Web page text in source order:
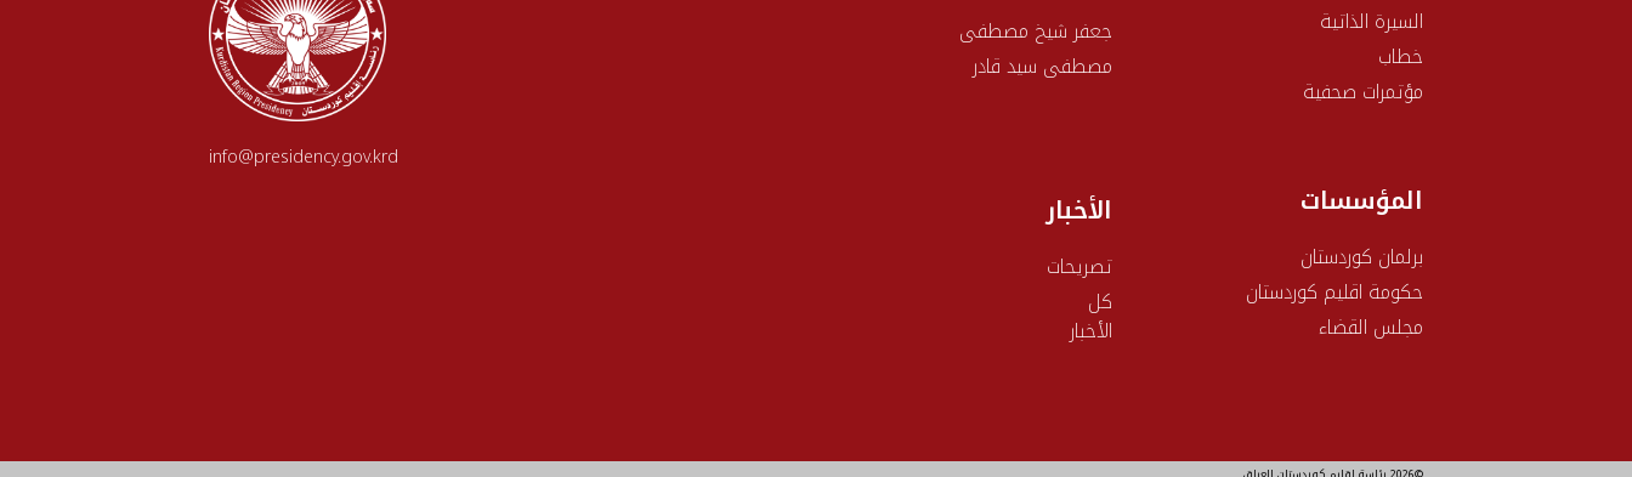
السيرة الذاتية
خطاب
مؤتمرات صحفية
المؤسسات
برلمان كوردستان
حکومة اقليم كوردستان
مجلس القضاء
جعفر شيخ مصطفى
مصطفى سيد قادر
الأخبار
تصريحات
كل
الأخبار
info@presidency.gov.krd